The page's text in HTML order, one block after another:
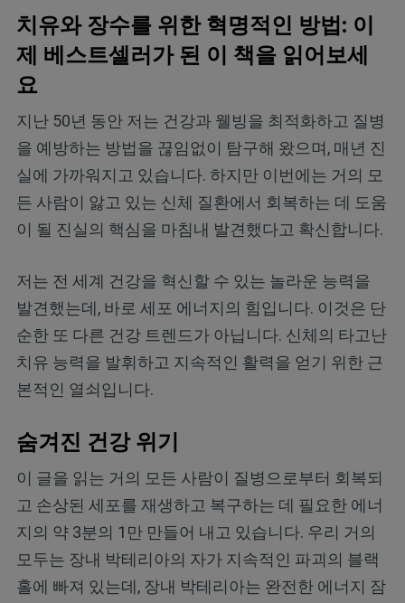
치유와 장수를 위한 혁명적인 방법: 이
제 베스트셀러가 된 이 책을 읽어보세
요
지난 50년 동안 저는 건강과 웰빙을 최적화하고 질병
을 예방하는 방법을 끊임없이 탐구해 왔으며, 매년 진
실에 가까워지고 있습니다. 하지만 이번에는 거의 모
든 사람이 앓고 있는 신체 질환에서 회복하는 데 도움
이 될 진실의 핵심을 마침내 발견했다고 확신합니다.
저는 전 세계 건강을 혁신할 수 있는 놀라운 능력을
발견했는데, 바로 세포 에너지의 힘입니다. 이것은 단
순한 또 다른 건강 트렌드가 아닙니다. 신체의 타고난
치유 능력을 발휘하고 지속적인 활력을 얻기 위한 근
본적인 열쇠입니다.
숨겨진 건강 위기
이 글을 읽는 거의 모든 사람이 질병으로부터 회복되
고 손상된 세포를 재생하고 복구하는 데 필요한 에너
지의 약 3분의 1만 만들어 내고 있습니다. 우리 거의
모두는 장내 박테리아의 자가 지속적인 파괴의 블랙
홀에 빠져 있는데, 장내 박테리아는 완전한 에너지 잠